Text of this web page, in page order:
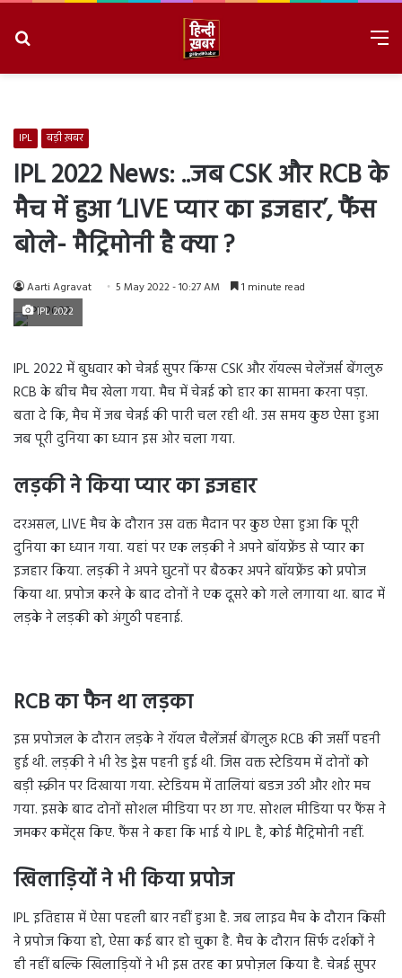
IPL बड़ी ख़बर
IPL 2022 News: ..जब CSK और RCB के
मैच में हुआ ‘LIVE प्यार का इजहार’, फैंस
बोले- मैट्रिमोनी है क्या ?
Aarti Agravat 5 May 2022 - 10:27 AM 1 minute read
IPL 2022
IPL 2022 में बुधवार को चेन्नई सुपर किंग्स CSK और रॉयल्स चेलेंजर्स बेंगलुरु
RCB के बीच मैच खेला गया. मैच में चेन्नई को हार का सामना करना पड़ा.
बता दे कि, मैच में जब चेन्नई की पारी चल रही थी. उस समय कुछ ऐसा हुआ
जब पूरी दुनिया का ध्यान इस ओर चला गया.
लड़की ने किया प्यार का इजहार
दरअसल, LIVE मैच के दौरान उस वक्त मैदान पर कुछ ऐसा हुआ कि पूरी
दुनिया का ध्यान गया. यहां पर एक लड़की ने अपने बॉयफ्रेंड से प्यार का
इजहार किया. लड़की ने अपने घुटनों पर बैठकर अपने बॉयफ्रेंड को प्रपोज
किया था. प्रपोज करने के बाद दोनों ने एक दूसरे को गले लगाया था. बाद में
लड़के ने लड़की को अंगुठी पहनाई.
RCB का फैन था लड़का
इस प्रपोजल के दौरान लड़के ने रॉयल चैलेंजर्स बेंगलुरु RCB की जर्सी पहनी
हुई थी. लड़की ने भी रेड ड्रेस पहनी हुई थी. जिस वक्त स्टेडियम में दोनों को
बड़ी स्क्रीन पर दिखाया गया. स्टेडियम में तालियां बडज उठी और शोर मच
गया. इसके बाद दोनों सोशल मीडिया पर छा गए. सोशल मीडिया पर फैंस ने
जमकर कमेंट्स किए. फैंस ने कहा कि भाई ये IPL है, कोई मैट्रिमोनी नहीं.
खिलाड़ियों ने भी किया प्रपोज
IPL इतिहास में ऐसा पहली बार नहीं हुआ है. जब लाइव मैच के दौरान किसी
ने प्रपोज किया हो, ऐसा कई बार हो चुका है. मैच के दौरान सिर्फ दर्शकों ने
ही नहीं बल्कि खिलाड़ियों ने भी इस तरह का प्रपोज़ल किया है. चेन्नई सुपर